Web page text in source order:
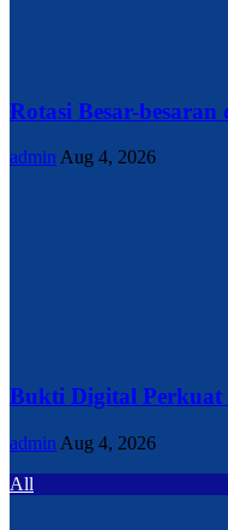
Rotasi Besar-
admin Aug 4, 2026
Bukti Digital Perkuat
admin Aug 4, 2026
All